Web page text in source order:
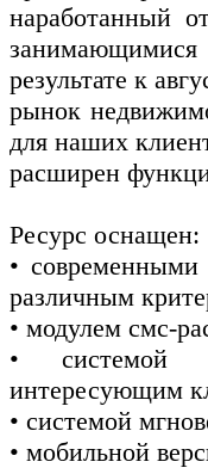
наработанный
результате к
рынок
для наших
расширен
Ресурс оснащен:
• современными
различным
• модулем смс-
• системой
интересующим
• системой
• мобильной